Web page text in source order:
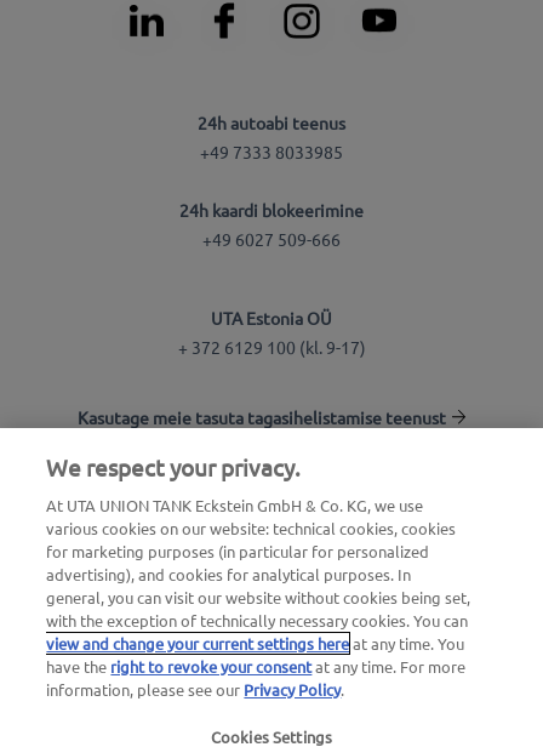
24h autoabi teenus
+49 7333 8033985
24h kaardi blokeerimine
+49 6027 509-666
UTA Estonia OÜ
+ 372 6129 100 (kl. 9-17)
Kasutage meie tasuta tagasihelistamise teenust
Tankla otsing
Logi kliendikeskkonda
Info UTA Edenredi kohta
We respect your privacy.
At UTA UNION TANK Eckstein GmbH & Co. KG, we use
various cookies on our website: technical cookies, cookies
for marketing purposes (in particular for personalized
advertising), and cookies for analytical purposes. In
general, you can visit our website without cookies being set,
with the exception of technically necessary cookies. You can
view and change your current settings hereat any time. You
have the right to revoke your consentat any time. For more
information, please see our Privacy Policy.
Cookies Settings